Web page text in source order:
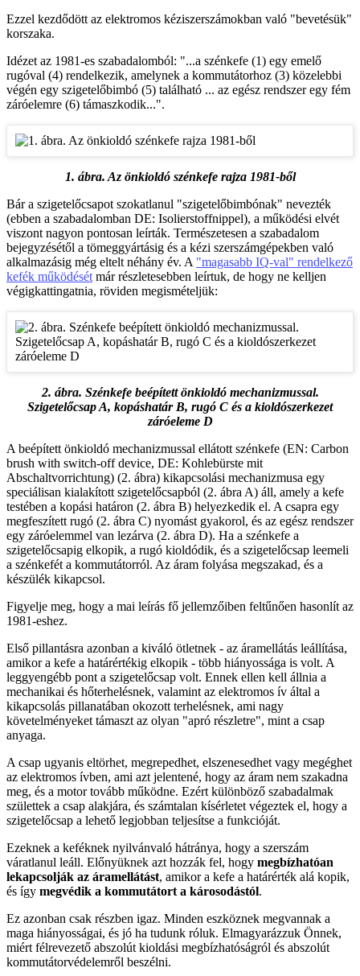
Ezzel kezdődött az elektromos kéziszerszámokban való "bevetésük"
korszaka.
Idézet az 1981-es szabadalomból: "...a szénkefe (1) egy emelő
rugóval (4) rendelkezik, amelynek a kommutátorhoz (3) közelebbi
végén egy szigetelőbimbó (5) található ... az egész rendszer egy fém
záróelemre (6) támaszkodik...".
1. ábra. Az önkioldó szénkefe rajza 1981-ből
Bár a szigetelőcsapot szokatlanul "szigetelőbimbónak" nevezték
(ebben a szabadalomban DE: Isolierstoffnippel), a működési elvét
viszont nagyon pontosan leírták. Természetesen a szabadalom
bejegyzésétől a tömeggyártásig és a kézi szerszámgépekben való
alkalmazásig még eltelt néhány év. A "magasabb IQ-val" rendelkező
kefék működését már részletesebben leírtuk, de hogy ne kelljen
végigkattingatnia, röviden megismételjük:
2. ábra. Szénkefe beépített önkioldó mechanizmussal.
Szigetelőcsap A, kopáshatár B, rugó C és a kioldószerkezet
záróeleme D
A beépített önkioldó mechanizmussal ellátott szénkefe (EN: Carbon
brush with switch-off device, DE: Kohlebürste mit
Abschaltvorrichtung) (2. ábra) kikapcsolási mechanizmusa egy
speciálisan kialakított szigetelőcsapból (2. ábra A) áll, amely a kefe
testében a kopási határon (2. ábra B) helyezkedik el. A csapra egy
megfeszített rugó (2. ábra C) nyomást gyakorol, és az egész rendszer
egy záróelemmel van lezárva (2. ábra D). Ha a szénkefe a
szigetelőcsapig elkopik, a rugó kioldódik, és a szigetelőcsap leemeli
a szénkefét a kommutátorról. Az áram folyása megszakad, és a
készülék kikapcsol.
Figyelje meg, hogy a mai leírás fő jellemzőiben feltűnően hasonlít az
1981-eshez.
Első pillantásra azonban a kiváló ötletnek - az áramellátás leállítása,
amikor a kefe a határértékig elkopik - több hiányossága is volt. A
leggyengébb pont a szigetelőcsap volt. Ennek ellen kell állnia a
mechanikai és hőterhelésnek, valamint az elektromos ív által a
kikapcsolás pillanatában okozott terhelésnek, ami nagy
követelményeket támaszt az olyan "apró részletre", mint a csap
anyaga.
A csap ugyanis eltörhet, megrepedhet, elszenesedhet vagy megéghet
az elektromos ívben, ami azt jelentené, hogy az áram nem szakadna
meg, és a motor tovább működne. Ezért különböző szabadalmak
születtek a csap alakjára, és számtalan kísérletet végeztek el, hogy a
szigetelőcsap a lehető legjobban teljesítse a funkcióját.
Ezeknek a keféknek nyilvánvaló hátránya, hogy a szerszám
váratlanul leáll. Előnyüknek azt hozzák fel, hogy megbízhatóan
lekapcsolják az áramellátást, amikor a kefe a határérték alá kopik,
és így megvédik a kommutátort a károsodástól.
Ez azonban csak részben igaz. Minden eszköznek megvannak a
maga hiányosságai, és jó ha tudunk róluk. Elmagyarázzuk Önnek,
miért félrevezető abszolút kioldási megbízhatóságról és abszolút
kommutátorvédelemről beszélni.